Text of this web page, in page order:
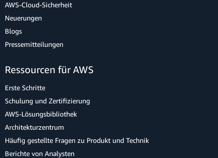
AWS-Cloud-Sicherheit
Neuerungen
Blogs
Pressemitteilungen
Ressourcen für AWS
Erste Schritte
Schulung und Zertifizierung
AWS-Lösungsbibliothek
Architekturzentrum
Häufig gestellte Fragen zu Produkt und Technik
Berichte von Analysten